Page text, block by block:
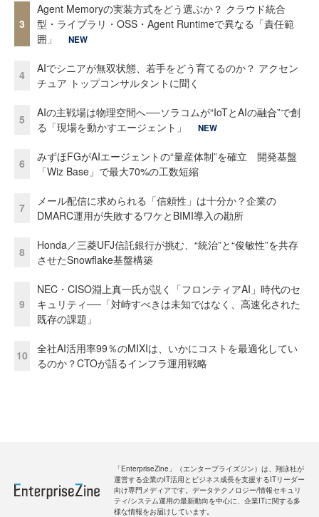
3
Agent Memoryの実装方式をどう選ぶか？ クラウド統合
型・ライブラリ・OSS・Agent Runtimeで異なる「責任範
囲」
NEW
4
AIでシニアが無双状態、若手をどう育てるのか？ アクセン
チュア トップコンサルタントに聞く
5
AIの主戦場は物理空間へ──ソラコムが“IoTとAIの融合”で創
る「現場を動かすエージェント」
NEW
6
みずほFGがAIエージェントの“量産体制”を確立 開発基盤
「Wiz Base」で最大70%の工数短縮
7
メール配信に求められる「信頼性」は十分か？企業の
DMARC運用が失敗するワケとBIMI導入の勘所
8
Honda／三菱UFJ信託銀行が挑む、“統治”と“俊敏性”を共存
させたSnowflake基盤構築
9
NEC・CISO淵上真一氏が説く「フロンティアAI」時代のセ
キュリティ──「対峙すべきは未知ではなく、高速化された
既存の課題」
10
全社AI活用率99％のMIXIは、いかにコストを最適化してい
るのか？CTOが語るインフラ運用戦略
「EnterpriseZine」（エンタープライズジン）は、翔泳社が
運営する企業のIT活用とビジネス成長を支援するITリーダー
向け専門メディアです。データテクノロジー/情報セキュリ
ティ/システム運用の最新動向を中心に、企業ITに関する多
様な情報をお届けしています。